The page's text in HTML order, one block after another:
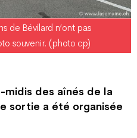
de Bévilard n’ont pas
souvenir. (photo cp)
midis des aînés de la
sortie a été organisée